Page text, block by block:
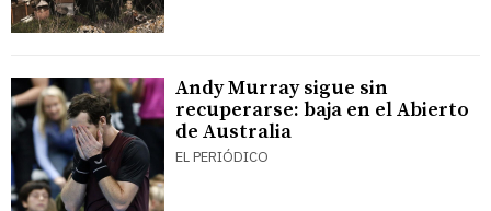
Andy Murray sigue sin
recuperarse: baja en el Abierto
de Australia
EL PERIÓDICO